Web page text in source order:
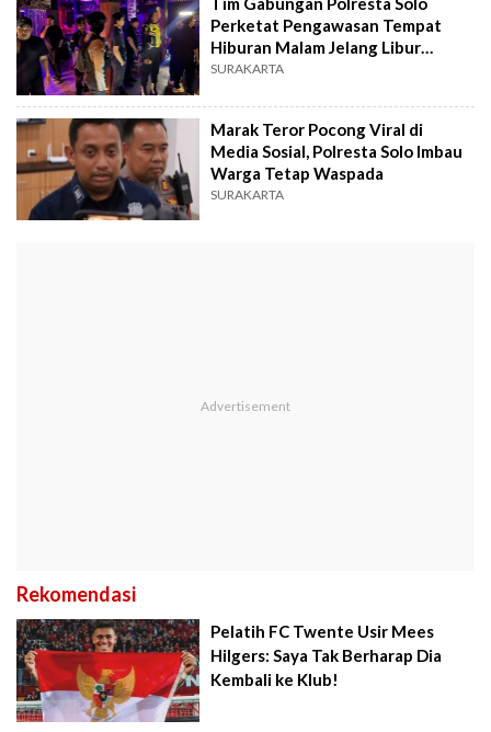
Perketat Pengawasan Tempat
Hiburan Malam Jelang Libur
Panjang
SURAKARTA
Marak Teror Pocong Viral di
Media Sosial, Polresta Solo Imbau
Warga Tetap Waspada
SURAKARTA
Rekomendasi
Pelatih FC Twente Usir Mees
Hilgers: Saya Tak Berharap Dia
Kembali ke Klub!